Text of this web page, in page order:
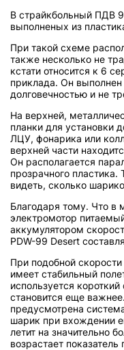
В страйкбольный ПДВ
выполненых из
При такой схеме
также несколько не
кстати относится к 6
приклада. Он выполнен
долговечностью и не
На верхней,
планки для установки
ЛЦУ, фонарика или
верхней части
Он располагается
прозрачного
видеть, сколько
Благодаря тому. Что в
электромотор
аккумулятором
PDW-99 Desert
При подобной
имеет стабильный
используется короткий
становится еще
предусмотрена
шарик при вхождении
летит на значительно
возрастает